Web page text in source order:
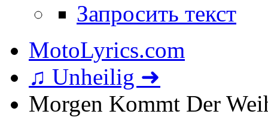
Запросить текст
MotoLyrics.com
♫ Unheilig ➜
Morgen Kommt Der